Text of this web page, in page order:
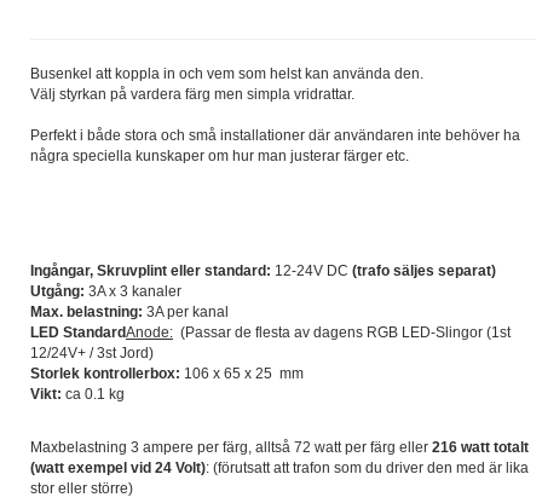
Busenkel att koppla in och vem som helst kan använda den.
Välj styrkan på vardera färg men simpla vridrattar.
Perfekt i både stora och små installationer där användaren inte behöver ha
några speciella kunskaper om hur man justerar färger etc.
Ingångar, Skruvplint eller standard: 12-24V DC (trafo säljes separat)
Utgång: 3A x 3 kanaler
Max. belastning: 3A per kanal
LED StandardAnode: (Passar de flesta av dagens RGB LED-Slingor (1st
12/24V+ / 3st Jord)
Storlek kontrollerbox: 106 x 65 x 25 mm
Vikt: ca 0.1 kg
Maxbelastning 3 ampere per färg, alltså 72 watt per färg eller 216 watt totalt
(watt exempel vid 24 Volt): (förutsatt att trafon som du driver den med är lika
stor eller större)